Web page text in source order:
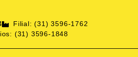
Filial: (31) 3596-1762
(31) 3596-1848